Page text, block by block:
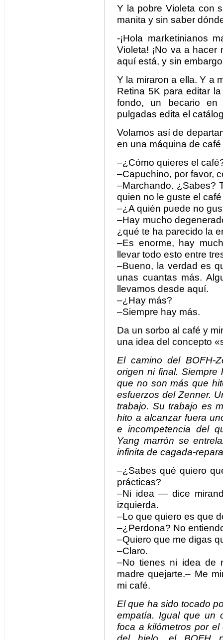
Y la pobre Violeta con
manita y sin saber
-¡Hola marketinianos
Violeta! ¡No va a hacer
aquí está, y sin
Y la miraron a ella. Y a
Retina 5K para editar
fondo, un becario
pulgadas edita el
Volamos así de
en una máquina de
–¿Cómo quieres el
–Capuchino, por favor,
–Marchando. ¿Sabes?
quien no le guste el
–¿A quién puede no
–Hay mucho
¿qué te ha parecido la
–Es enorme, hay
llevar todo esto entre
–Bueno, la verdad es
unas cuantas más.
llevamos desde aquí.
–¿Hay más?
–Siempre hay más.
Da un sorbo al café y
una idea del concepto
El camino del BOFH-
origen ni final.
que no son más que
esfuerzos del Zenner.
trabajo. Su trabajo es
hito a alcanzar fuera
e incompetencia del
Yang marrón se
infinita de cagada-
–¿Sabes qué quiero
prácticas?
–Ni idea — dice
izquierda.
–Lo que quiero es que
–¿Perdona? No
–Quiero que me digas
–Claro.
–No tienes ni idea de
madre quejarte.– Me
mi café.
El que ha sido tocado
empatía. Igual que un
foca a kilómetros por